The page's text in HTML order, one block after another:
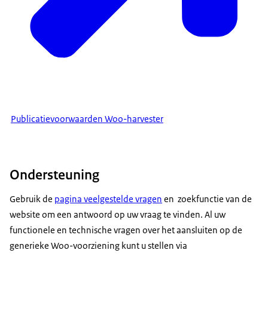
Publicatievoorwaarden Woo-harvester
Ondersteuning
Gebruik de pagina veelgestelde vragen en zoekfunctie van de
website om een antwoord op uw vraag te vinden. Al uw
functionele en technische vragen over het aansluiten op de
generieke Woo-voorziening kunt u stellen via